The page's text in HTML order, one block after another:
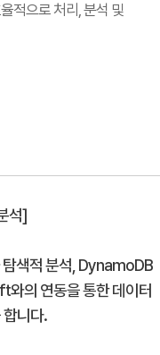
적으로 처리, 분석 및
석]
색적 분석, DynamoDB
의 연동을 통한 데이터
합니다.